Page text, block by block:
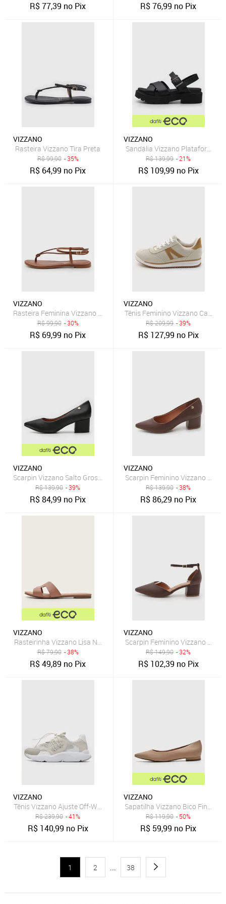
R$77,39 no Pix R$76,99 no Pix
VIZZANO
Rasteira Vizzano Tira Preta
R$99,90 - 35%
R$ 64,99 no Pix
VIZZANO
Sandália Vizzano Plataforma
R$139,99 - 21%
R$ 109,99 no Pix
VIZZANO
Rasteira Feminina Vizzano Tiras Trançadas Marrom
R$99,90 - 30%
R$ 69,99 no Pix
VIZZANO
Tênis Feminino Vizzano Cano
R$209,99 - 39%
R$ 127,99 no Pix
VIZZANO
Scarpin Vizzano Salto Grosso Preto
R$139,90 - 39%
R$84,99 no Pix
VIZZANO
Scarpin Feminino Vizzano Bico
R$139,90 - 38%
R$86,29 no Pix
VIZZANO
Rasteirinha Vizzano Lisa Nude
R$79,90 - 38%
R$49,89 no Pix
VIZZANO
Scarpin Feminino Vizzano
R$149,90 - 32%
R$ 102,39 no Pix
VIZZANO
Tênis Vizzano Ajuste Off-White
R$239,90 - 41%
R$ 140,99 no Pix
VIZZANO
Sapatilha Vizzano Bico Fino
R$119,90 - 50%
R$ 59,99 no Pix
1 2 ... 38